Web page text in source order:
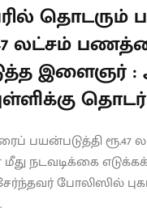
லட்சம்
இளைஞர் :
பயன்படுத்தி ரூ.47
நடவடிக்கை
போலிஸில்